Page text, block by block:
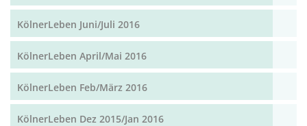
KölnerLeben Juni/Juli 2016
KölnerLeben April/Mai 2016
KölnerLeben Feb/März 2016
KölnerLeben Dez 2015/Jan 2016